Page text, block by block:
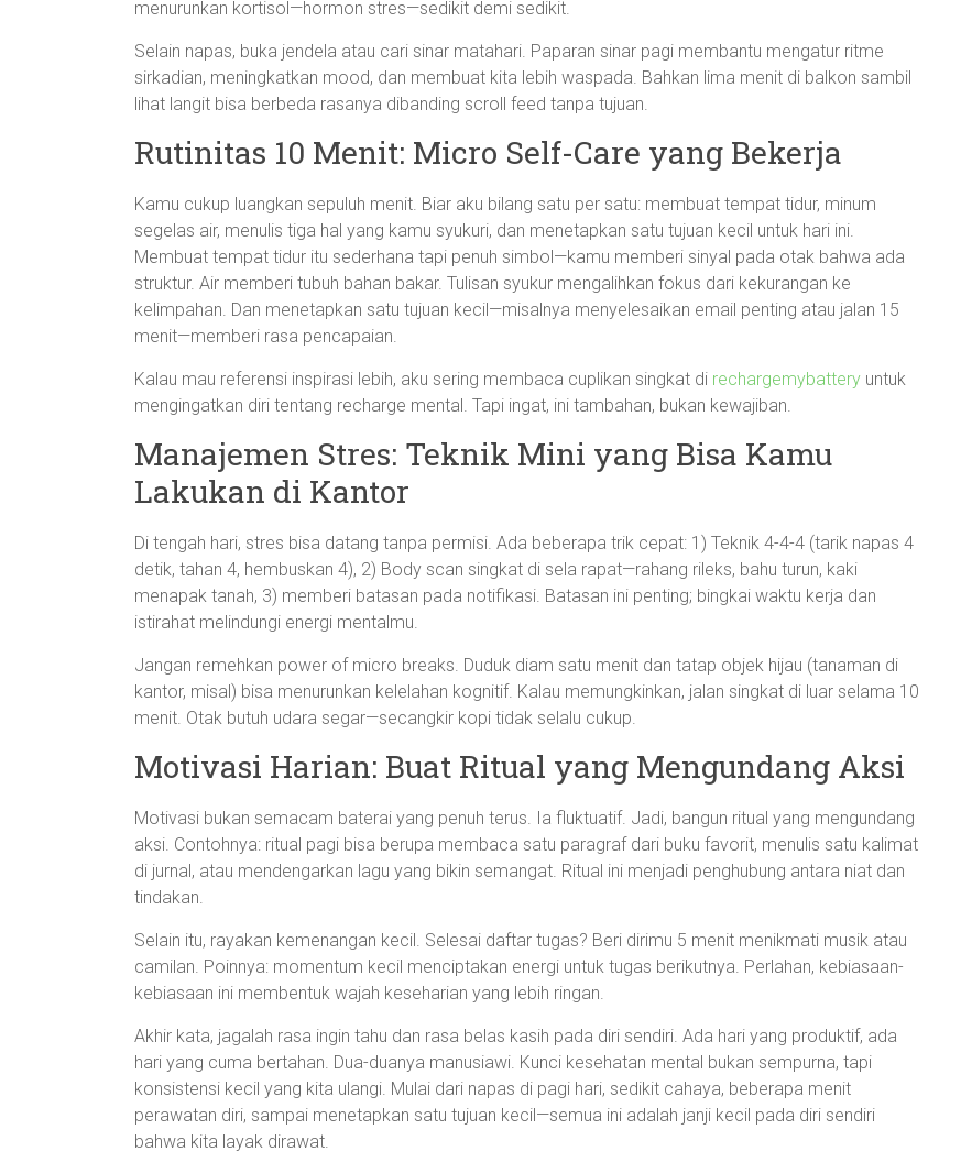
menurunkan kortisol—hormon stres—sedikit demi sedikit.
Selain napas, buka jendela atau cari sinar matahari. Paparan sinar pagi membantu mengatur ritme
sirkadian, meningkatkan mood, dan membuat kita lebih waspada. Bahkan lima menit di balkon sambil
lihat langit bisa berbeda rasanya dibanding scroll feed tanpa tujuan.
Rutinitas 10 Menit: Micro Self-Care yang Bekerja
Kamu cukup luangkan sepuluh menit. Biar aku bilang satu per satu: membuat tempat tidur, minum
segelas air, menulis tiga hal yang kamu syukuri, dan menetapkan satu tujuan kecil untuk hari ini.
Membuat tempat tidur itu sederhana tapi penuh simbol—kamu memberi sinyal pada otak bahwa ada
struktur. Air memberi tubuh bahan bakar. Tulisan syukur mengalihkan fokus dari kekurangan ke
kelimpahan. Dan menetapkan satu tujuan kecil—misalnya menyelesaikan email penting atau jalan 15
menit—memberi rasa pencapaian.
Kalau mau referensi inspirasi lebih, aku sering membaca cuplikan singkat di rechargemybattery untuk
mengingatkan diri tentang recharge mental. Tapi ingat, ini tambahan, bukan kewajiban.
Manajemen Stres: Teknik Mini yang Bisa Kamu
Lakukan di Kantor
Di tengah hari, stres bisa datang tanpa permisi. Ada beberapa trik cepat: 1) Teknik 4-4-4 (tarik napas 4
detik, tahan 4, hembuskan 4), 2) Body scan singkat di sela rapat—rahang rileks, bahu turun, kaki
menapak tanah, 3) memberi batasan pada notifikasi. Batasan ini penting; bingkai waktu kerja dan
istirahat melindungi energi mentalmu.
Jangan remehkan power of micro breaks. Duduk diam satu menit dan tatap objek hijau (tanaman di
kantor, misal) bisa menurunkan kelelahan kognitif. Kalau memungkinkan, jalan singkat di luar selama 10
menit. Otak butuh udara segar—secangkir kopi tidak selalu cukup.
Motivasi Harian: Buat Ritual yang Mengundang Aksi
Motivasi bukan semacam baterai yang penuh terus. Ia fluktuatif. Jadi, bangun ritual yang mengundang
aksi. Contohnya: ritual pagi bisa berupa membaca satu paragraf dari buku favorit, menulis satu kalimat
di jurnal, atau mendengarkan lagu yang bikin semangat. Ritual ini menjadi penghubung antara niat dan
tindakan.
Selain itu, rayakan kemenangan kecil. Selesai daftar tugas? Beri dirimu 5 menit menikmati musik atau
camilan. Poinnya: momentum kecil menciptakan energi untuk tugas berikutnya. Perlahan, kebiasaan-
kebiasaan ini membentuk wajah keseharian yang lebih ringan.
Akhir kata, jagalah rasa ingin tahu dan rasa belas kasih pada diri sendiri. Ada hari yang produktif, ada
hari yang cuma bertahan. Dua-duanya manusiawi. Kunci kesehatan mental bukan sempurna, tapi
konsistensi kecil yang kita ulangi. Mulai dari napas di pagi hari, sedikit cahaya, beberapa menit
perawatan diri, sampai menetapkan satu tujuan kecil—semua ini adalah janji kecil pada diri sendiri
bahwa kita layak dirawat.